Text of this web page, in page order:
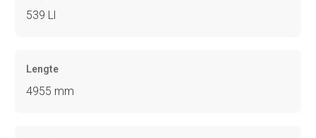
539 Ll
Lengte
4955 mm